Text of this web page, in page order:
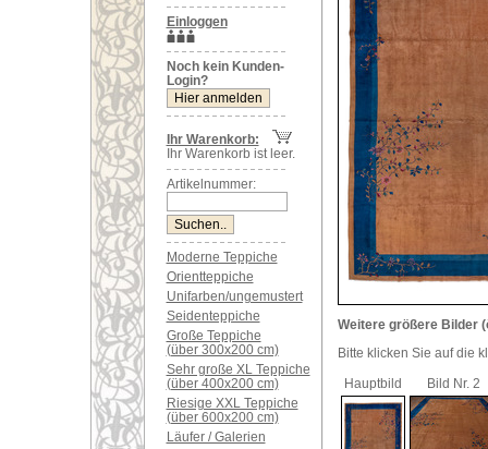
Einloggen
Noch kein Kunden-
Login?
Ihr Warenkorb:
Ihr Warenkorb ist leer.
Artikelnummer:
Moderne Teppiche
Orientteppiche
Unifarben/ungemustert
Seidenteppiche
Große Teppiche
(über 300x200 cm)
Sehr große XL Teppiche
(über 400x200 cm)
Riesige XXL Teppiche
(über 600x200 cm)
Läufer / Galerien
Weitere größere Bilder
Bitte klicken Sie auf die
Hauptbild
Bild Nr. 2